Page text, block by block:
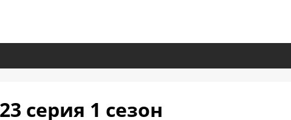
серия 1 сезон